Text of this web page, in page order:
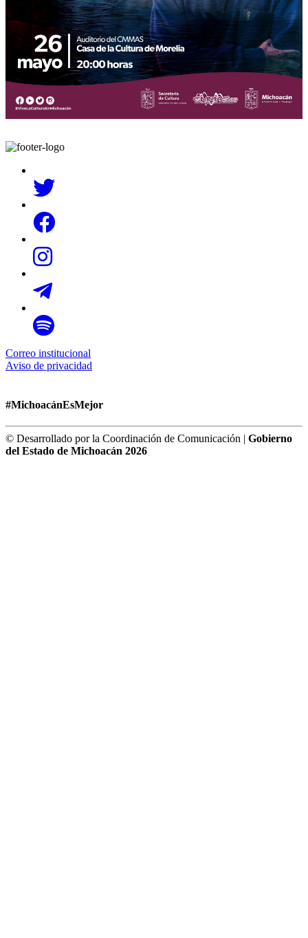
Correo institucional
Aviso de privacidad
#MichoacánEsMejor
© Desarrollado por la Coordinación de Comunicación | Gobierno
del Estado de Michoacán 2026